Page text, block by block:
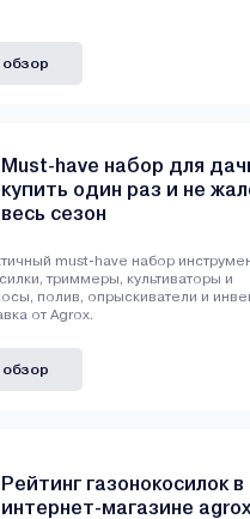
Must-have набор для
купить один раз и не
весь сезон
must-have набор
триммеры, культиваторы и
полив, опрыскиватели и
от Agrox.
Рейтинг газонокосилок в
интернет-магазине